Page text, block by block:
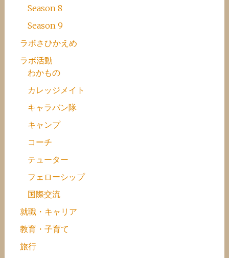
Season 8
Season 9
ラボさひかえめ
ラボ活動
わかもの
カレッジメイト
キャラバン隊
キャンプ
コーチ
テューター
フェローシップ
国際交流
就職・キャリア
教育・子育て
旅行